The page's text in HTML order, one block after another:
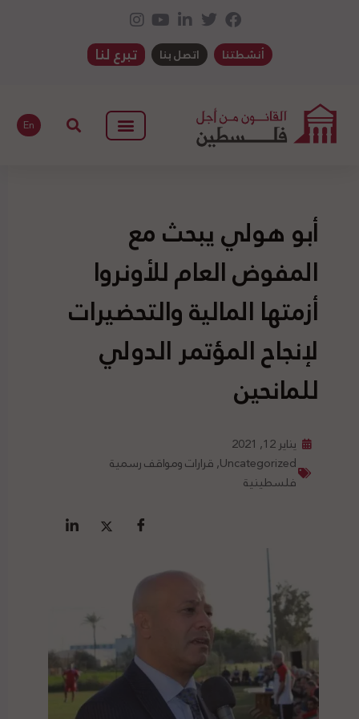
أنشطتنا اتصل بنا تبرع لنا
En
أبو هولي يبحث مع
المفوض العام للأونروا
أزمتها المالية والتحضيرات
لإنجاح المؤتمر الدولي
للمانحين
يناير 12, 2021
Uncategorized
,قرارات ومواقف رسمية
فلسطينية